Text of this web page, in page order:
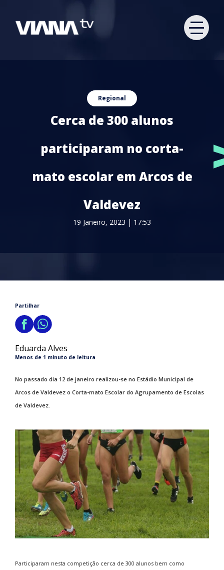
Regional
Cerca de 300 alunos
participaram no corta-
mato escolar em Arcos de
Valdevez
19 Janeiro, 2023 | 17:53
Partilhar
Eduarda Alves
Menos de 1 minuto de leitura
No passado dia 12 de janeiro realizou-se no Estádio Municipal de
Arcos de Valdevez o Corta-mato Escolar do Agrupamento de Escolas
de Valdevez.
Participaram nesta competição cerca de 300 alunos bem como